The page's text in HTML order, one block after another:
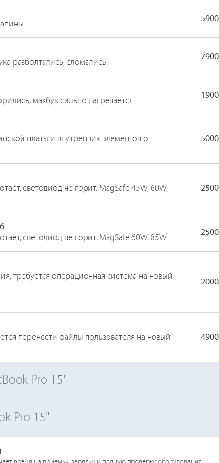
5900
разболтались, сломались.
7900
макбук сильно нагревается.
1900
платы и внутренних элементов от
5000
светодиод не горит. MagSafe 45W, 60W,
2500
светодиод не горит. MagSafe 60W, 85W.
2500
требуется операционная система на новый
2000
перенести файлы пользователя на новый
4900
Pro 15"
Pro 15"